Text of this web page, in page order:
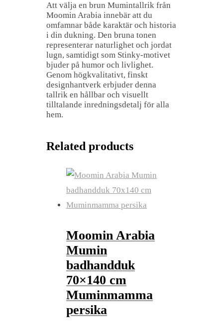
Att välja en brun Mumintallrik från
Moomin Arabia innebär att du
omfamnar både karaktär och historia
i din dukning. Den bruna tonen
representerar naturlighet och jordat
lugn, samtidigt som Stinky-motivet
bjuder på humor och livlighet.
Genom högkvalitativt, finskt
designhantverk erbjuder denna
tallrik en hållbar och visuellt
tilltalande inredningsdetalj för alla
hem.
Related products
Moomin Arabia
Mumin
badhandduk
70×140 cm
Muminmamma
persika